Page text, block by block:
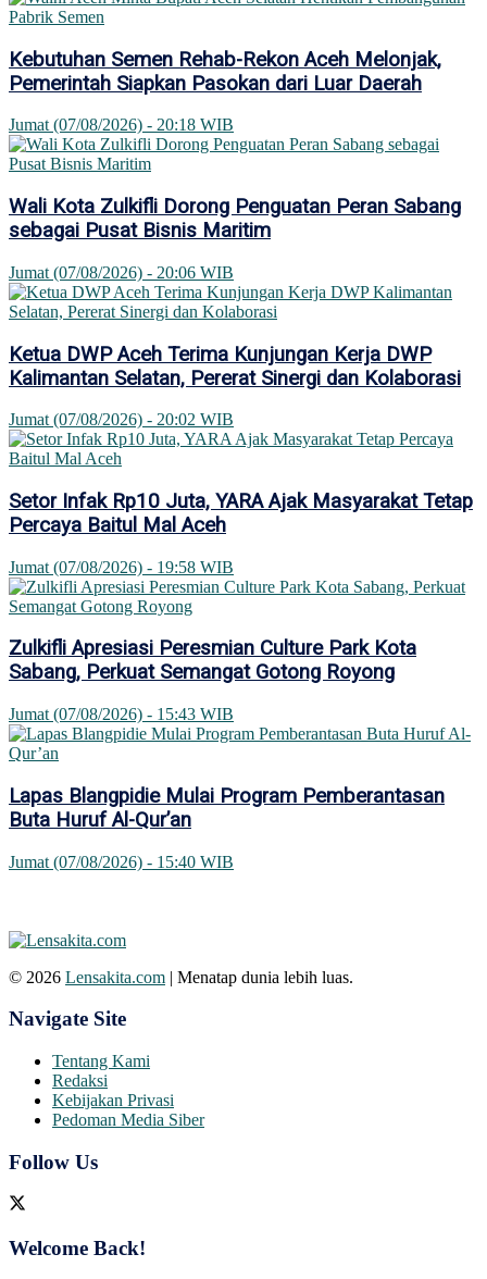
Kebutuhan Semen Rehab-Rekon Aceh Melonjak,
Pemerintah Siapkan Pasokan dari Luar Daerah
Jumat (07/08/2026) - 20:18 WIB
Wali Kota Zulkifli Dorong Penguatan Peran Sabang
sebagai Pusat Bisnis Maritim
Jumat (07/08/2026) - 20:06 WIB
Ketua DWP Aceh Terima Kunjungan Kerja DWP
Kalimantan Selatan, Pererat Sinergi dan Kolaborasi
Jumat (07/08/2026) - 20:02 WIB
Setor Infak Rp10 Juta, YARA Ajak Masyarakat Tetap
Percaya Baitul Mal Aceh
Jumat (07/08/2026) - 19:58 WIB
Zulkifli Apresiasi Peresmian Culture Park Kota
Sabang, Perkuat Semangat Gotong Royong
Jumat (07/08/2026) - 15:43 WIB
Lapas Blangpidie Mulai Program Pemberantasan
Buta Huruf Al-Qur’an
Jumat (07/08/2026) - 15:40 WIB
© 2026 Lensakita.com | Menatap dunia lebih luas.
Navigate Site
Tentang Kami
Redaksi
Kebijakan Privasi
Pedoman Media Siber
Follow Us
Welcome Back!